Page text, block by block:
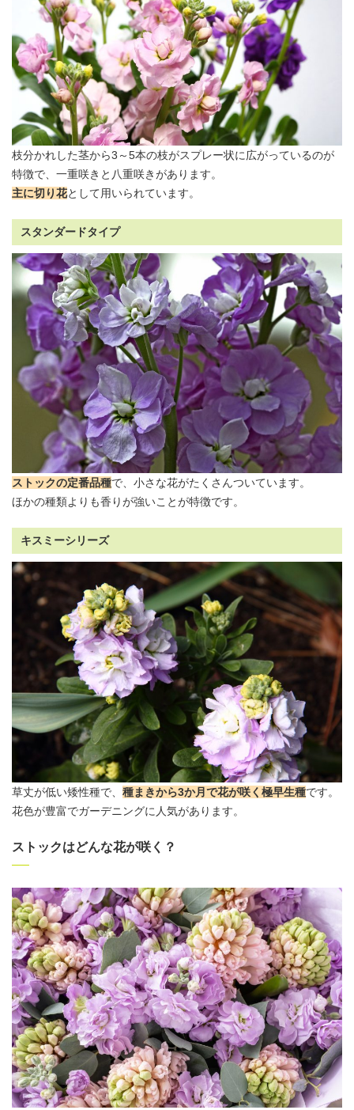
枝分かれした茎から3～5本の枝がスプレー状に広がっているのが
特徴で、一重咲きと八重咲きがあります。
主に切り花として用いられています。
スタンダードタイプ
ストックの定番品種で、小さな花がたくさんついています。
ほかの種類よりも香りが強いことが特徴です。
キスミーシリーズ
草丈が低い矮性種で、 種まきから3か月で花が咲く 極早生種です。
花色が豊富でガーデニングに人気があります。
ストックはどんな花が咲く？